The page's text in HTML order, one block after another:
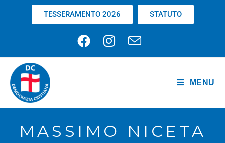
TESSERAMENTO 2026 STATUTO
MENU
MASSIMO NICETA